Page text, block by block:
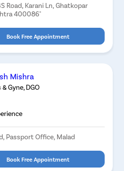
Road, Karani Ln, Ghatkopar
400086"
Book Free Appointment
Mishra
Gyne, DGO
Passport Office, Malad
Book Free Appointment